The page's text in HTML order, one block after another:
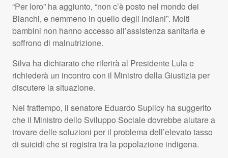
“Per loro” ha aggiunto, “non c’è posto nel mondo dei
Bianchi, e nemmeno in quello degli Indiani”. Molti
bambini non hanno accesso all’assistenza sanitaria e
soffrono di malnutrizione.
Silva ha dichiarato che riferirà al Presidente Lula e
richiederà un incontro con il Ministro della Giustizia per
discutere la situazione.
Nel frattempo, il senatore Eduardo Suplicy ha suggerito
che il Ministro dello Sviluppo Sociale dovrebbe aiutare a
trovare delle soluzioni per il problema dell’elevato tasso
di suicidi che si registra tra la popolazione indigena.